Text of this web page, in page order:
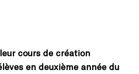
cours de création
en deuxième année du